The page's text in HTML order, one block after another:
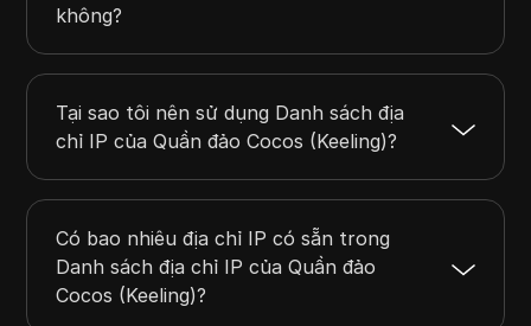
không?
Tại sao tôi nên sử dụng Danh sách địa
chỉ IP của Quần đảo Cocos (Keeling)?
Có bao nhiêu địa chỉ IP có sẵn trong
Danh sách địa chỉ IP của Quần đảo
Cocos (Keeling)?